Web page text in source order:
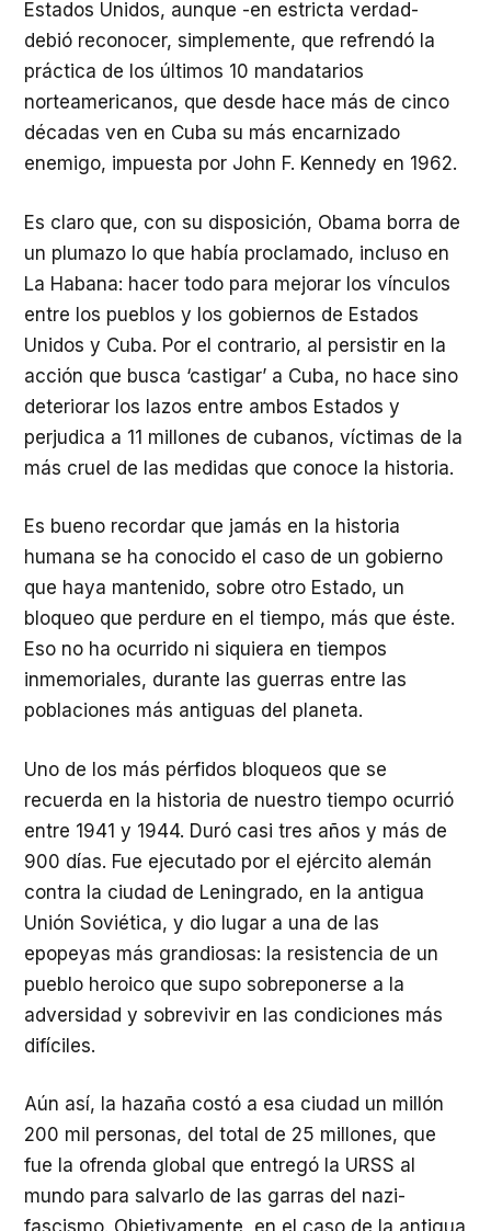
Estados Unidos, aunque -en estricta verdad-
debió reconocer, simplemente, que refrendó la
práctica de los últimos 10 mandatarios
norteamericanos, que desde hace más de cinco
décadas ven en Cuba su más encarnizado
enemigo, impuesta por John F. Kennedy en 1962.
Es claro que, con su disposición, Obama borra de
un plumazo lo que había proclamado, incluso en
La Habana: hacer todo para mejorar los vínculos
entre los pueblos y los gobiernos de Estados
Unidos y Cuba. Por el contrario, al persistir en la
acción que busca ‘castigar’ a Cuba, no hace sino
deteriorar los lazos entre ambos Estados y
perjudica a 11 millones de cubanos, víctimas de la
más cruel de las medidas que conoce la historia.
Es bueno recordar que jamás en la historia
humana se ha conocido el caso de un gobierno
que haya mantenido, sobre otro Estado, un
bloqueo que perdure en el tiempo, más que éste.
Eso no ha ocurrido ni siquiera en tiempos
inmemoriales, durante las guerras entre las
poblaciones más antiguas del planeta.
Uno de los más pérfidos bloqueos que se
recuerda en la historia de nuestro tiempo ocurrió
entre 1941 y 1944. Duró casi tres años y más de
900 días. Fue ejecutado por el ejército alemán
contra la ciudad de Leningrado, en la antigua
Unión Soviética, y dio lugar a una de las
epopeyas más grandiosas: la resistencia de un
pueblo heroico que supo sobreponerse a la
adversidad y sobrevivir en las condiciones más
difíciles.
Aún así, la hazaña costó a esa ciudad un millón
200 mil personas, del total de 25 millones, que
fue la ofrenda global que entregó la URSS al
mundo para salvarlo de las garras del nazi-
fascismo. Objetivamente, en el caso de la antigua